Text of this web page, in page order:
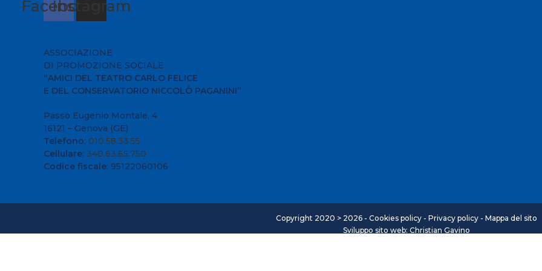
Facebook
Instagram
ASSOCIAZIONE
DI PROMOZIONE SOCIALE
“AMICI DEL TEATRO CARLO FELICE
E DEL CONSERVATORIO NICCOLÒ PAGANINI”
Passo Eugenio Montale, 4
16121 – Genova (GE)
Telefono: 010.58.33.55
Cellulare: 340.63.65.750
Codice fiscale: 95122060106
Copyright 2020 > 2026 - Cookies policy - Privacy policy - Mappa del sito
Sviluppo sito web: Christian Gavino